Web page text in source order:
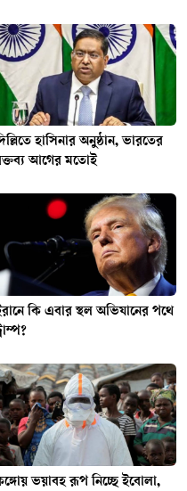
হাসিনার অনুষ্ঠান, ভারতের
আগের মতোই
কি এবার স্থল অভিযানের পথে
ভয়াবহ রূপ নিচ্ছে ইবোলা,